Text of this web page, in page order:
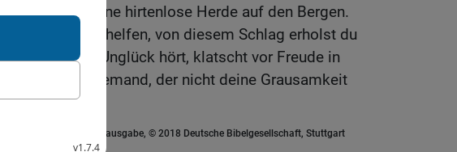
wie eine hirtenlose Herde auf den Bergen.
niemand mehr helfen, von diesem Schlag erholst du
von deinem Unglück hört, klatscht vor Freude in
es gibt niemand, der nicht deine Grausamkeit
durchgesehene Neuausgabe, © 2018 Deutsche Bibelgesellschaft, Stuttgart